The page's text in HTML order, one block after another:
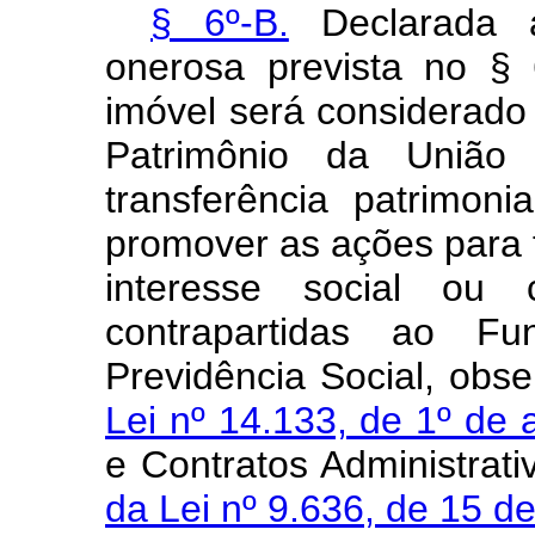
§ 6º-B. Declarada
onerosa prevista no §
imóvel será
Patrimônio da
transferência
promover as ações
interesse social ou
contrapartidas ao
Previdência Social,
Lei nº 14.133, de 1º de
e Contratos
da Lei nº 9.636, de 15